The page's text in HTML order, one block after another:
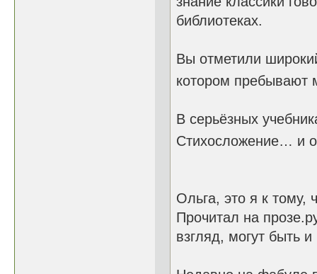
библиотеках.
Вы отметили
котором пребывают
В серьёзных
Стихосложение… и
Ольга, это я к тому,
Прочитал на
взгляд, могут быть